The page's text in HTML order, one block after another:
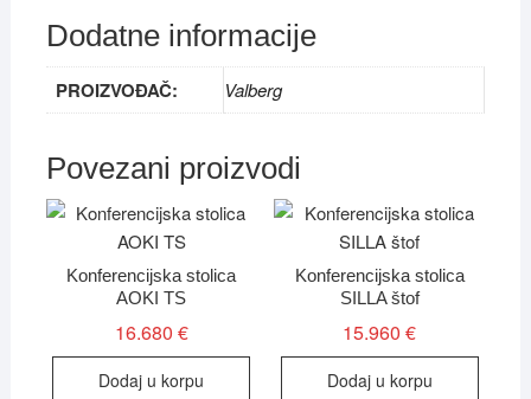
Dodatne informacije
PROIZVOĐAČ: Valberg
Povezani proizvodi
Konferencijska stolica
AOKI TS
16.680 €
Dodaj u korpu
Konferencijska stolica
SILLA štof
15.960€
Dodaj u korpu